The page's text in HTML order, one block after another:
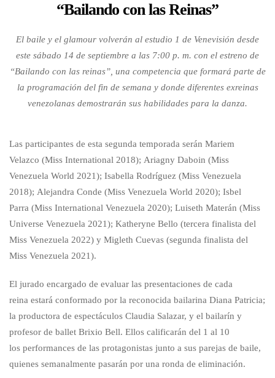
“Bailando con las Reinas”
El baile y el glamour volverán al estudio 1 de Venevisión desde
este sábado 14 de septiembre a las 7:00 p. m. con el estreno de
“Bailando con las reinas”, una competencia que formará parte de
la programación del fin de semana y donde diferentes exreinas
venezolanas demostrarán sus habilidades para la danza.
Las participantes de esta segunda temporada serán Mariem
Velazco (Miss International 2018); Ariagny Daboin (Miss
Venezuela World 2021); Isabella Rodríguez (Miss Venezuela
2018); Alejandra Conde (Miss Venezuela World 2020); Isbel
Parra (Miss International Venezuela 2020); Luiseth Materán (Miss
Universe Venezuela 2021); Katheryne Bello (tercera finalista del
Miss Venezuela 2022) y Migleth Cuevas (segunda finalista del
Miss Venezuela 2021).
El jurado encargado de evaluar las presentaciones de cada
reina estará conformado por la reconocida bailarina Diana Patricia;
la productora de espectáculos Claudia Salazar, y el bailarín y
profesor de ballet Brixio Bell. Ellos calificarán del 1 al 10
los performances de las protagonistas junto a sus parejas de baile,
quienes semanalmente pasarán por una ronda de eliminación.